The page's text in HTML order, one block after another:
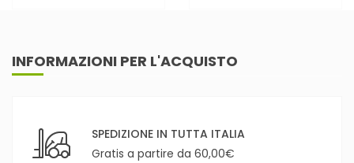
INFORMAZIONI PER L'ACQUISTO
SPEDIZIONE IN TUTTA ITALIA
Gratis a partire da 60,00€